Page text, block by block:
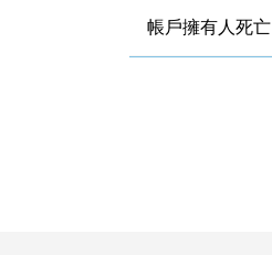
帳戶擁有人死亡